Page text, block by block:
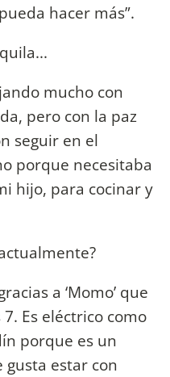
hacer más”.
mucho con
pero con la paz
seguir en el
porque necesitaba
hijo, para cocinar y
a ‘Momo’ que
Es eléctrico como
porque es un
estar con